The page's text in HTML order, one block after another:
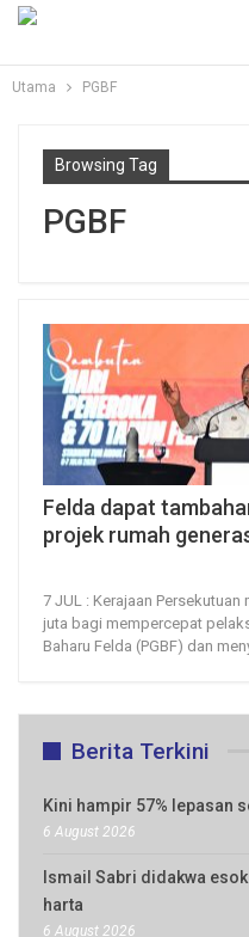
Utama PGBF
Browsing Tag
PGBF
Felda dapat
projek rumah
7 JUL : Kerajaan
juta bagi mempercepat
Baharu Felda (PGBF) dan
Berita Terkini
Kini hampir 57% lepasan
6 August 2026
Ismail Sabri didakwa
harta
6 August 2026